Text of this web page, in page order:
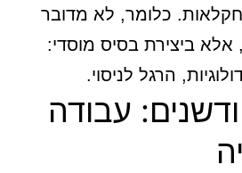
כלומר, לא מדובר
אלא ביצירת בסיס מוסדי:
הרגל לניסוי.
עבודה